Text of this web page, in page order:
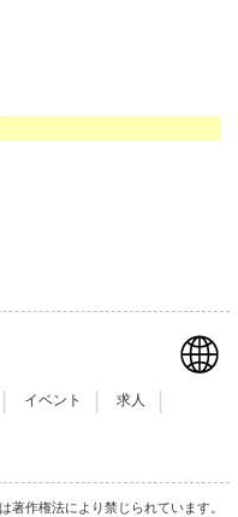
イベント 求人
著作権法により禁じられています。